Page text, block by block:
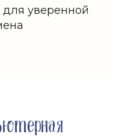
для уверенной